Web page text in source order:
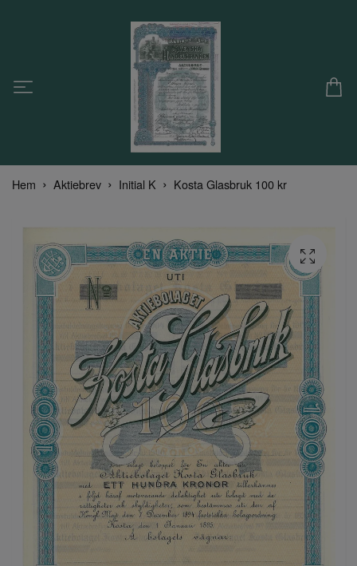
Hem Aktiebrev Initial K Kosta Glasbruk 100 kr